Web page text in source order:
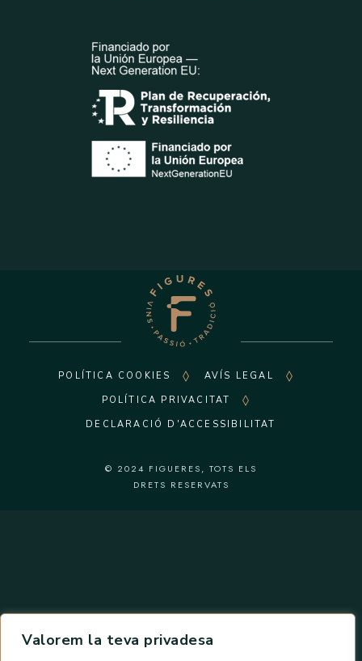
Valorem la teva privadesa
POLÍTICA COOKIES
AVÍS LEGAL
POLÍTICA PRIVACITAT
DECLARACIÓ D'ACCESSIBILITAT
© 2024 FIGUERES, TOTS ELS
DRETS RESERVATS